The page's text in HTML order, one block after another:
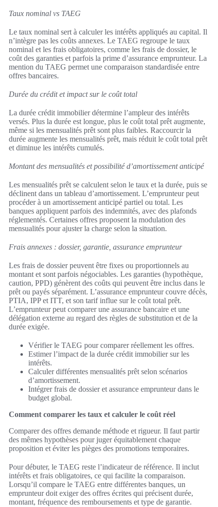
Taux nominal vs TAEG
Le taux nominal sert à calculer les intérêts appliqués au capital. Il
n’intègre pas les coûts annexes. Le TAEG regroupe le taux
nominal et les frais obligatoires, comme les frais de dossier, le
coût des garanties et parfois la prime d’assurance emprunteur. La
mention du TAEG permet une comparaison standardisée entre
offres bancaires.
Durée du crédit et impact sur le coût total
La durée crédit immobilier détermine l’ampleur des intérêts
versés. Plus la durée est longue, plus le coût total prêt augmente,
même si les mensualités prêt sont plus faibles. Raccourcir la
durée augmente les mensualités prêt, mais réduit le coût total prêt
et diminue les intérêts cumulés.
Montant des mensualités et possibilité d’amortissement anticipé
Les mensualités prêt se calculent selon le taux et la durée, puis se
déclinent dans un tableau d’amortissement. L’emprunteur peut
procéder à un amortissement anticipé partiel ou total. Les
banques appliquent parfois des indemnités, avec des plafonds
réglementés. Certaines offres proposent la modulation des
mensualités pour ajuster la charge selon la situation.
Frais annexes : dossier, garantie, assurance emprunteur
Les frais de dossier peuvent être fixes ou proportionnels au
montant et sont parfois négociables. Les garanties (hypothèque,
caution, PPD) génèrent des coûts qui peuvent être inclus dans le
prêt ou payés séparément. L’assurance emprunteur couvre décès,
PTIA, IPP et ITT, et son tarif influe sur le coût total prêt.
L’emprunteur peut comparer une assurance bancaire et une
délégation externe au regard des règles de substitution et de la
durée exigée.
Vérifier le TAEG pour comparer réellement les offres.
Estimer l’impact de la durée crédit immobilier sur les
intérêts.
Calculer différentes mensualités prêt selon scénarios
d’amortissement.
Intégrer frais de dossier et assurance emprunteur dans le
budget global.
Comment comparer les taux et calculer le coût réel
Comparer des offres demande méthode et rigueur. Il faut partir
des mêmes hypothèses pour juger équitablement chaque
proposition et éviter les pièges des promotions temporaires.
Pour débuter, le TAEG reste l’indicateur de référence. Il inclut
intérêts et frais obligatoires, ce qui facilite la comparaison.
Lorsqu’il compare le TAEG entre différentes banques, un
emprunteur doit exiger des offres écrites qui précisent durée,
montant, fréquence des remboursements et type de garantie.